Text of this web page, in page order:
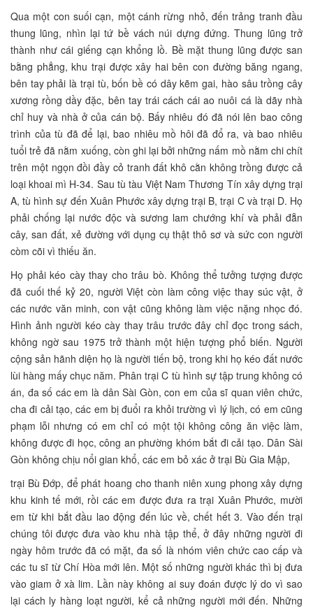
Qua một con suối cạn, một cánh rừng nhỏ, đến trảng tranh đầu
thung lũng, nhìn lại tứ bề vách núi dựng đứng. Thung lũng trở
thành như cái giếng cạn khổng lồ. Bề mặt thung lũng được san
bằng phẳng, khu trại được xây hai bên con đường băng ngang,
bên tay phải là trại tù, bốn bề có dây kẽm gai, hào sâu trồng cây
xương rồng dầy đặc, bên tay trái cách cái ao nuôi cá là dãy nhà
chỉ huy và nhà ở của cán bộ. Bấy nhiêu đó đã nói lên bao công
trình của tù đã để lại, bao nhiêu mồ hôi đã đổ ra, và bao nhiêu
tuổi trẻ đã nằm xuống, còn ghi lại bởi những nấm mồ nằm chi chít
trên một ngọn đồi đầy cỏ tranh đất khô cằn không trồng được cả
loại khoai mì H-34. Sau tù tàu Việt Nam Thương Tín xây dựng trại
A, tù hình sự đến Xuân Phước xây dựng trại B, trại C và trại D. Họ
phải chống lại nước độc và sương lam chướng khí và phải đẵn
cây, san đất, xẻ đường với dụng cụ thật thô sơ và sức con người
còm cõi vì thiếu ăn.
Họ phải kéo cày thay cho trâu bò. Không thể tưởng tượng được
đã cuối thế kỷ 20, người Việt còn làm công việc thay súc vật, ở
các nước văn minh, con vật cũng không làm việc nặng nhọc đó.
Hình ảnh người kéo cày thay trâu trước đây chỉ đọc trong sách,
không ngờ sau 1975 trở thành một hiện tượng phổ biến. Người
cộng sản hãnh diện họ là người tiến bộ, trong khi họ kéo đất nước
lùi hàng mấy chục năm. Phân trại C tù hình sự tập trung không có
án, đa số các em là dân Sài Gòn, con em của sĩ quan viên chức,
cha đi cải tạo, các em bị đuổi ra khỏi trường vì lý lịch, có em cũng
phạm lỗi nhưng có em chỉ có một tội không công ăn việc làm,
không được đi học, công an phường khóm bắt đi cải tạo. Dân Sài
Gòn không chịu nổi gian khổ, các em bỏ xác ở trại Bù Gia Mập,
trại Bù Đớp, để phát hoang cho thanh niên xung phong xây dựng
khu kinh tế mới, rồi các em được đưa ra trại Xuân Phước, mười
em từ khi bắt đầu lao động đến lúc về, chết hết 3. Vào đến trại
chúng tôi được đưa vào khu nhà tập thể, ở đây những người đi
ngày hôm trước đã có mặt, đa số là nhóm viên chức cao cấp và
các tu sĩ từ Chí Hòa mới lên. Một số những người khác thì bị đưa
vào giam ở xà lim. Lần này không ai suy đoán được lý do vì sao
lại cách ly hàng loạt người, kể cả những người mới đến. Những